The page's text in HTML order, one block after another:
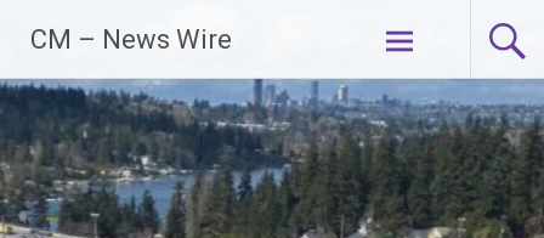
Inhalt
springen
CM – News Wire